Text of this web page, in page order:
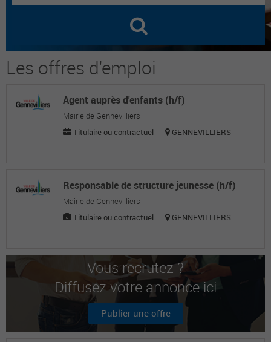
Les offres d'emploi
Agent auprès d'enfants (h/f)
Mairie de Gennevilliers
Titulaire ou contractuel
GENNEVILLIERS
Responsable de structure jeunesse (h/f)
Mairie de Gennevilliers
Titulaire ou contractuel
GENNEVILLIERS
Vous recrutez ?
Diffusez votre annonce ici
Publier une offre